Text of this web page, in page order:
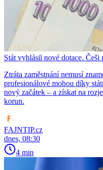
Stát vyhlásil nové dotace.
Ztráta zaměstnání nemusí
profesionálové mohou díky
nový začátek – a získat na
korun.
FAJNTIP.cz
dnes, 08:30
4 min